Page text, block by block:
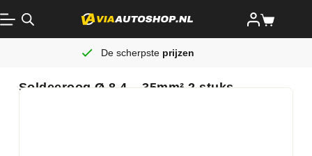
De scherpste prijzen
Soldeeroog Ø 8.4 – 35mm² 2 stuks